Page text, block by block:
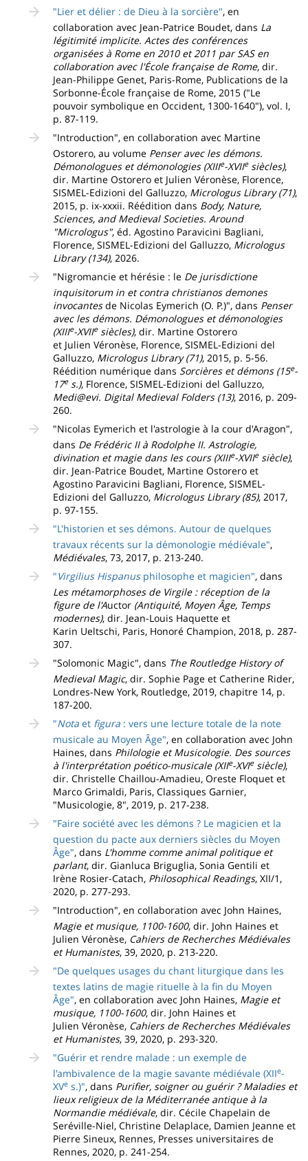
"Lier et délier : de Dieu à la sorcière", en
collaboration avec Jean-Patrice Boudet, dans La
légitimité implicite. Actes des conférences
organisées à Rome en 2010 et 2011 par SAS en
collaboration avec l'École française de Rome, dir.
Jean-Philippe Genet, Paris-Rome, Publications de la
Sorbonne-École française de Rome, 2015 ("Le
pouvoir symbolique en Occident, 1300-1640"), vol. I,
p. 87-119.
"Introduction", en collaboration avec Martine
Ostorero, au volume Penser avec les démons.
Démonologues et démonologies (XIIIe-XVIIesiècles),
dir. Martine Ostorero et Julien Véronèse, Florence,
SISMEL-Edizioni del Galluzzo, Micrologus Library (71),
2015, p. ix-xxxii. Réédition dans Body, Nature,
Sciences, and Medieval Societies. Around
"Micrologus", éd. Agostino Paravicini Bagliani,
Florence, SISMEL-Edizioni del Galluzzo, Micrologus
Library (134), 2026.
"Nigromancie et hérésie : le De jurisdictione
inquisitorum in et contra christianos demones
invocantesde Nicolas Eymerich (O. P.)", dans Penser
avec les démons. Démonologues et démonologies
(XIIIe-XVIIesiècles), dir. Martine Ostorero
et Julien Véronèse, Florence, SISMEL-Edizioni del
Galluzzo, Micrologus Library (71), 2015, p. 5-56.
Réédition numérique dans Sorcières et démons (15e-
17es.), Florence, SISMEL-Edizioni del Galluzzo,
Medi@evi. Digital Medieval Folders (13), 2016, p. 209-
260.
"Nicolas Eymerich et l'astrologie à la cour d'Aragon",
dans De Frédéric II à Rodolphe II. Astrologie,
divination et magie dans les cours (XIIIe-XVIIesiècle),
dir. Jean-Patrice Boudet, Martine Ostorero et
Agostino Paravicini Bagliani, Florence, SISMEL-
Edizioni del Galluzzo, Micrologus Library (85), 2017,
p. 97-155.
"L'historien et ses démons. Autour de quelques
travaux récents sur la démonologie médiévale",
Médiévales, 73, 2017, p. 213-240.
"Virgilius Hispanusphilosophe et magicien", dans
Les métamorphoses de Virgile : réception de la
figure de l'Auctor (Antiquité, Moyen Âge, Temps
modernes), dir. Jean-Louis Haquette et
Karin Ueltschi, Paris, Honoré Champion, 2018, p. 287-
307.
"Solomonic Magic", dans The Routledge History of
Medieval Magic, dir. Sophie Page et Catherine Rider,
Londres-New York, Routledge, 2019, chapitre 14, p.
187-200.
"Nota et figura : vers une lecture totale de la note
musicale au Moyen Âge", en collaboration avec John
Haines, dans Philologie et Musicologie. Des sources
à l'interprétation poético-musicale (XIIe-XVIesiècle),
dir. Christelle Chaillou-Amadieu, Oreste Floquet et
Marco Grimaldi, Paris, Classiques Garnier,
"Musicologie, 8", 2019, p. 217-238.
"Faire société avec les démons ? Le magicien et la
question du pacte aux derniers siècles du Moyen
Âge", dans L'homme comme animal politique et
parlant, dir. Gianluca Briguglia, Sonia Gentili et
Irène Rosier-Catach, Philosophical Readings, XII/1,
2020, p. 277-293.
"Introduction", en collaboration avec John Haines,
Magie et musique, 1100-1600, dir. John Haines et
Julien Véronèse, Cahiers de Recherches Médiévales
et Humanistes, 39, 2020, p. 213-220.
"De quelques usages du chant liturgique dans les
textes latins de magie rituelle à la fin du Moyen
Âge", en collaboration avec John Haines, Magie et
musique, 1100-1600, dir. John Haines et
Julien Véronèse, Cahiers de Recherches Médiévales
et Humanistes, 39, 2020, p. 293-320.
"Guérir et rendre malade : un exemple de
l'ambivalence de la magie savante médiévale (XIIe-
XVe s.)", dans Purifier, soigner ou guérir ? Maladies et
lieux religieux de la Méditerranée antique à la
Normandie médiévale, dir. Cécile Chapelain de
Seréville-Niel, Christine Delaplace, Damien Jeanne et
Pierre Sineux, Rennes, Presses universitaires de
Rennes, 2020, p. 241-254.